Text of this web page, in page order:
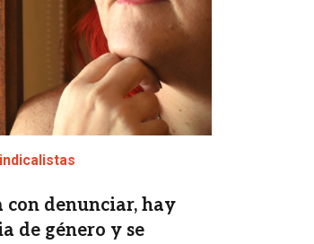
con denunciar, hay
de género y se